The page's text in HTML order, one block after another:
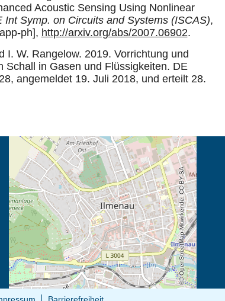
Acoustic Sensing Using Nonlinear
Int Symp. on Circuits and Systems (ISCAS),
ph], http://arxiv.org/abs/2007.06902.
I. W. Rangelow. 2019. Vorrichtung und
Schall in Gasen und Flüssigkeiten. DE
angemeldet 19. Juli 2018, und erteilt 28.
Öffnet die Anfahrtsbeschreibung in neuem
Tab (Karte)
© OpenStreetMap-Mitwirkende, CC BY-SA